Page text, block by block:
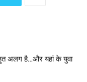
अलग है…और यहां के युवा